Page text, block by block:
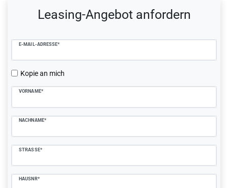
Leasing-Angebot anfordern
E-MAIL-ADRESSE*
Kopie an mich
VORNAME*
NACHNAME*
STRASSE*
HAUSNR*